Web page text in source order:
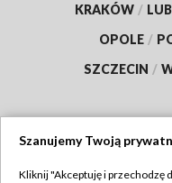
KRAKÓW /
OPOLE /
SZCZECIN /
Szanujemy Twoją
Kliknij "Akceptuję i przechodzę